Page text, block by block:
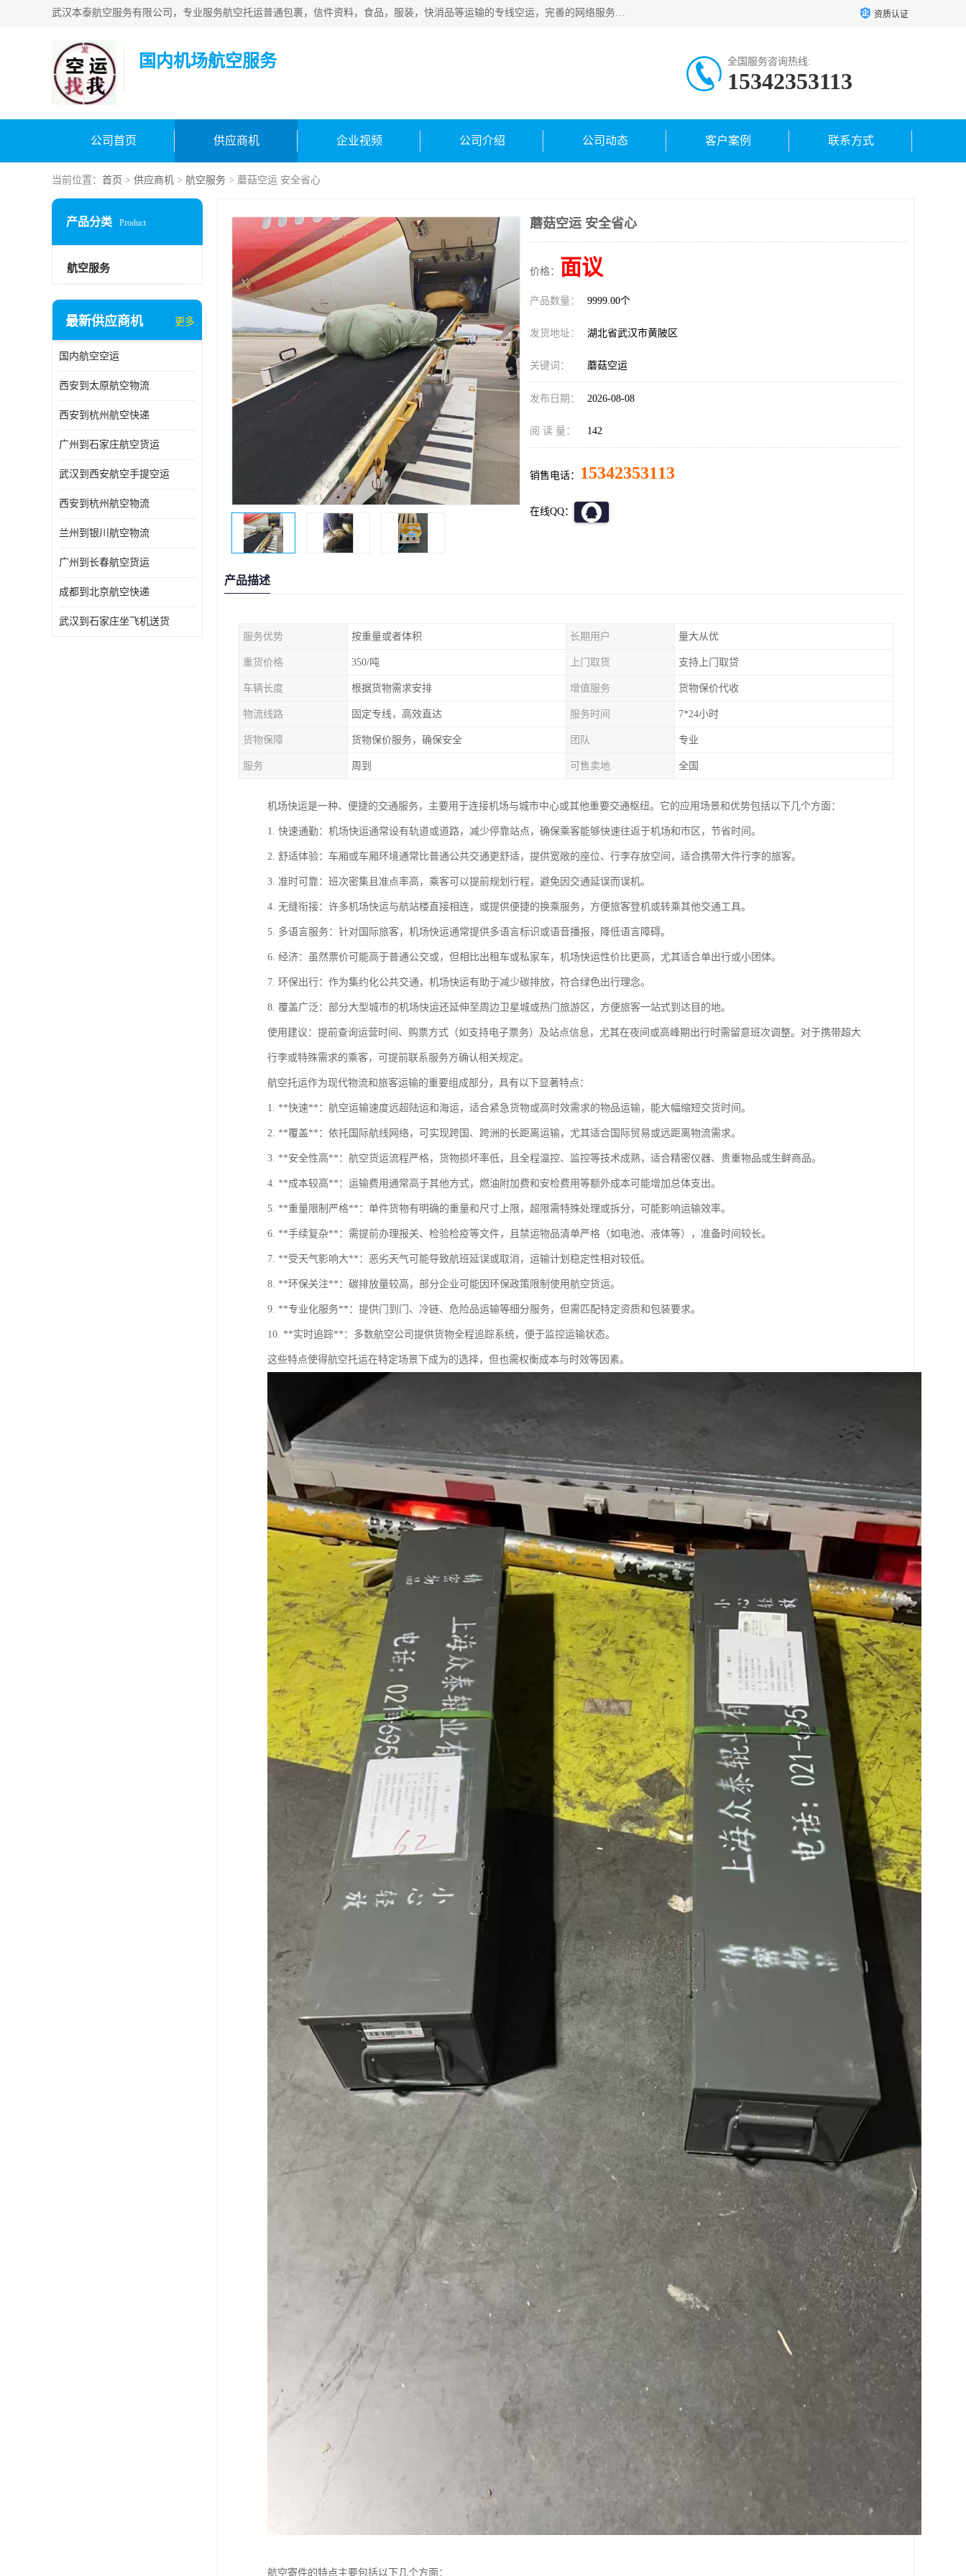
武汉本泰航空服务有限公司，专业服务航空托运普通包裹，信件资料，食品，服装，快消品等运输的专线空运，完善的网络服务确保为客户提供准确、*、安全的“门对门”服务，本着“诚信为本、精诚合作”的服务宗旨.“以安全运输为保障，以运价合理要求市场”的经营理念。武汉机场货运、武汉航空物流、武汉空运、武汉天河国际机场东方、南方、国际航空、机场空运业务覆盖国内二三线机场城市，如：武汉-敦煌、武汉-柳州等 资质认证
国内机场航空服务 全国服务咨询热线:
15342353113
公司首页 供应商机 企业视频 公司介绍 公司动态 客户案例 联系方式
当前位置： 首页 > 供应商机 > 航空服务 > 蘑菇空运 安全省心
产品分类 Product
航空服务
最新供应商机 更多
国内航空空运
西安到太原航空物流
西安到杭州航空快递
广州到石家庄航空货运
武汉到西安航空手提空运
西安到杭州航空物流
兰州到银川航空物流
广州到长春航空货运
成都到北京航空快递
武汉到石家庄坐飞机送货
蘑菇空运 安全省心
价格： 面议
产品数量： 9999.00个
发货地址： 湖北省武汉市黄陂区
关键词： 蘑菇空运
发布日期： 2026-08-08
阅 读 量： 142
销售电话： 15342353113
在线QQ：
产品描述
服务优势 按重量或者体积 长期用户 量大从优
重货价格 350/吨 上门取货 支持上门取贷
车辆长度 根据货物需求安排 增值服务 货物保价代收
物流线路 固定专线，高效直达 服务时间 7*24小时
货物保障 货物保价服务，确保安全 团队 专业
服务 周到 可售卖地 全国
机场快运是一种、便捷的交通服务，主要用于连接机场与城市中心或其他重要交通枢纽。它的应用场景和优势包括以下几个方面：
1. 快速通勤：机场快运通常设有轨道或道路，减少停靠站点，确保乘客能够快速往返于机场和市区，节省时间。
2. 舒适体验：车厢或车厢环境通常比普通公共交通更舒适，提供宽敞的座位、行李存放空间，适合携带大件行李的旅客。
3. 准时可靠：班次密集且准点率高，乘客可以提前规划行程，避免因交通延误而误机。
4. 无缝衔接：许多机场快运与航站楼直接相连，或提供便捷的换乘服务，方便旅客登机或转乘其他交通工具。
5. 多语言服务：针对国际旅客，机场快运通常提供多语言标识或语音播报，降低语言障碍。
6. 经济：虽然票价可能高于普通公交或，但相比出租车或私家车，机场快运性价比更高，尤其适合单出行或小团体。
7. 环保出行：作为集约化公共交通，机场快运有助于减少碳排放，符合绿色出行理念。
8. 覆盖广泛：部分大型城市的机场快运还延伸至周边卫星城或热门旅游区，方便旅客一站式到达目的地。
使用建议：提前查询运营时间、购票方式（如支持电子票务）及站点信息，尤其在夜间或高峰期出行时需留意班次调整。对于携带超大
行李或特殊需求的乘客，可提前联系服务方确认相关规定。
航空托运作为现代物流和旅客运输的重要组成部分，具有以下显著特点：
1. **快速**：航空运输速度远超陆运和海运，适合紧急货物或高时效需求的物品运输，能大幅缩短交货时间。
2. **覆盖**：依托国际航线网络，可实现跨国、跨洲的长距离运输，尤其适合国际贸易或远距离物流需求。
3. **安全性高**：航空货运流程严格，货物损坏率低，且全程温控、监控等技术成熟，适合精密仪器、贵重物品或生鲜商品。
4. **成本较高**：运输费用通常高于其他方式，燃油附加费和安检费用等额外成本可能增加总体支出。
5. **重量限制严格**：单件货物有明确的重量和尺寸上限，超限需特殊处理或拆分，可能影响运输效率。
6. **手续复杂**：需提前办理报关、检验检疫等文件，且禁运物品清单严格（如电池、液体等），准备时间较长。
7. **受天气影响大**：恶劣天气可能导致航班延误或取消，运输计划稳定性相对较低。
8. **环保关注**：碳排放量较高，部分企业可能因环保政策限制使用航空货运。
9. **专业化服务**：提供门到门、冷链、危险品运输等细分服务，但需匹配特定资质和包装要求。
10. **实时追踪**：多数航空公司提供货物全程追踪系统，便于监控运输状态。
这些特点使得航空托运在特定场景下成为的选择，但也需权衡成本与时效等因素。
航空寄件的特点主要包括以下几个方面：